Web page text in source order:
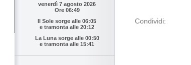
venerdì 7 agosto 2026
Ore 06:49
Il Sole sorge alle 06:05
e tramonta alle 20:12
La Luna sorge alle 00:50
e tramonta alle 15:41
Condividi: